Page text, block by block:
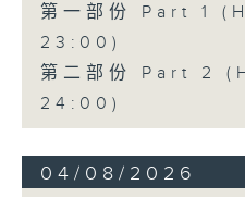
第一部份 Part 1
23:00)
第二部份 Part 2
24:00)
04/08/2026